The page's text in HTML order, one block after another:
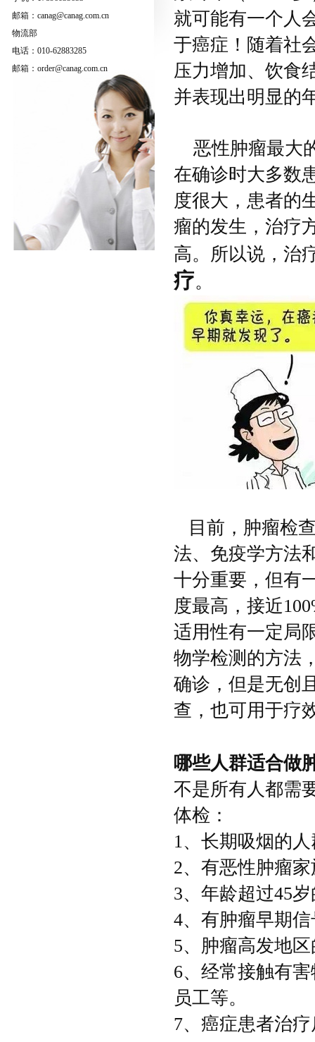
邮箱：canag@canag.com.cn
物流部
电话：010-62883285
邮箱：order@canag.com.cn
就可能有一个人
于癌症！随着社
压力增加、饮食
并表现出明显的
恶性肿瘤最大
在确诊时大多数
度很大，患者的
瘤的发生，治疗
高。所以说，治
疗。
目前，肿瘤检
法、免疫学方法
十分重要，但有
度最高，接近
适用性有一定局
物学检测的方法
确诊，但是无创
查，也可用于疗
哪些人群适合做
不是所有人都需
体检：
1、长期吸烟的
2、有恶性肿瘤
3、年龄超过45岁
4、有肿瘤早期
5、肿瘤高发地
6、经常接触有
员工等。
7、癌症患者治